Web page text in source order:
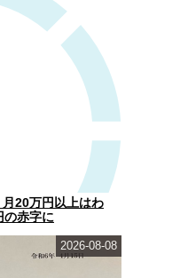
月20万円以上はわ
の赤字に
2026-08-08